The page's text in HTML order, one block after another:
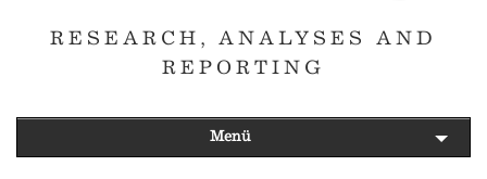
RESEARCH, ANALYSES AND
REPORTING
Menü